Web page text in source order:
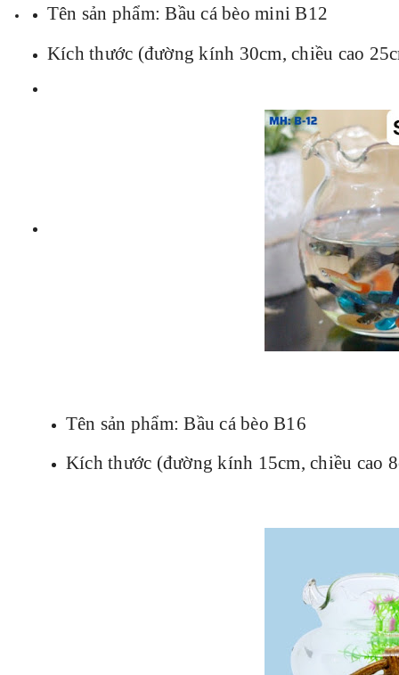
Tên sản phẩm: Bầu cá bèo mini B12
Kích thước (đường kính 30cm, chiều cao
Tên sản phẩm: Bầu cá bèo B16
Kích thước (đường kính 15cm, chiều cao